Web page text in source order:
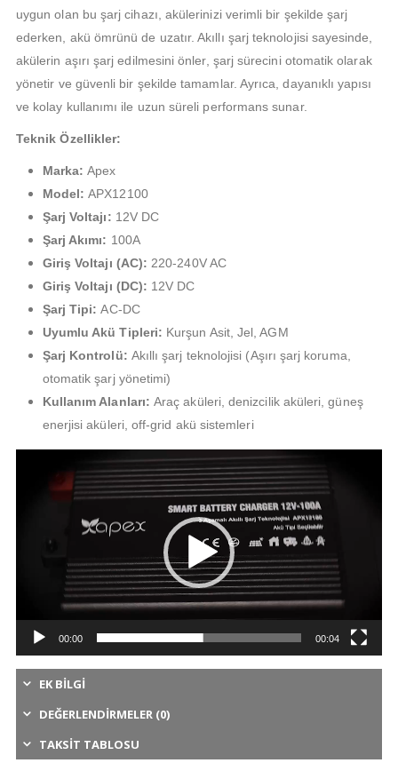
uygun olan bu şarj cihazı, akülerinizi verimli bir şekilde şarj
ederken, akü ömrünü de uzatır. Akıllı şarj teknolojisi sayesinde,
akülerin aşırı şarj edilmesini önler, şarj sürecini otomatik olarak
yönetir ve güvenli bir şekilde tamamlar. Ayrıca, dayanıklı yapısı
ve kolay kullanımı ile uzun süreli performans sunar.
Teknik Özellikler:
Marka: Apex
Model: APX12100
Şarj Voltajı: 12V DC
Şarj Akımı: 100A
Giriş Voltajı (AC): 220-240V AC
Giriş Voltajı (DC): 12V DC
Şarj Tipi: AC-DC
Uyumlu Akü Tipleri: Kurşun Asit, Jel, AGM
Şarj Kontrolü: Akıllı şarj teknolojisi (Aşırı şarj koruma,
otomatik şarj yönetimi)
Kullanım Alanları: Araç aküleri, denizcilik aküleri, güneş
enerjisi aküleri, off-grid akü sistemleri
oynatıcı
00:00 00:04
EK BILGI
DEĞERLENDIRMELER (0)
TAKSIT TABLOSU